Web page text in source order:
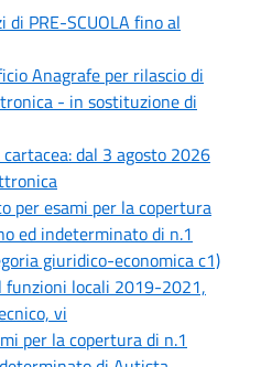
PRE-SCUOLA fino al
Anagrafe per rilascio di
- in sostituzione di
dal 3 agosto 2026
per esami per la copertura
ed indeterminato di n.1
giuridico-economica c1)
locali 2019-2021,
vi
per la copertura di n.1